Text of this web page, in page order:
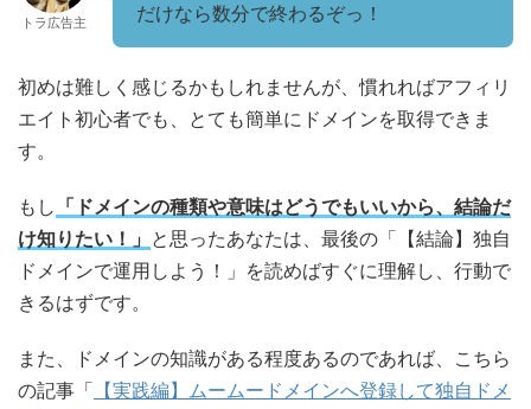
トラ広告主
だけなら数分で終わるぞっ！
初めは難しく感じるかもしれませんが、慣れればアフィリ
エイト初心者でも、とても簡単にドメインを取得できま
す。
もし 「ドメインの種類や意味はどうでもいいから、結論だ
け知りたい！」 と思ったあなたは、最後の「【結論】独自
ドメインで運用しよう！」を読めばすぐに理解し、行動で
きるはずです。
また、ドメインの知識がある程度あるのであれば、こちら
の記事「 【実践編】ムームードメインへ登録して独自ドメ